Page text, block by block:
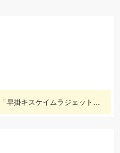
この時期の少し小さめのキスには「早掛キスケイムラジェット」がオススメ！ 武豊緑地でも小型ですがキスが釣れ始めました！皆さんも是非、チャレンジしてみてください！！